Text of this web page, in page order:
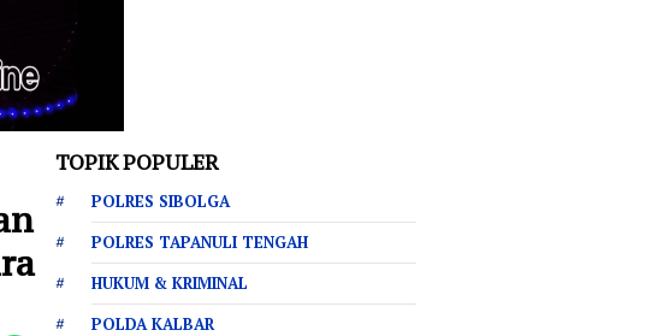
TOPIK POPULER
POLRES SIBOLGA
POLRES TAPANULI TENGAH
HUKUM & KRIMINAL
POLDA KALBAR